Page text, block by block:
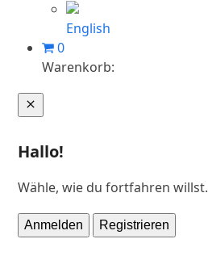
English
0
Warenkorb:
Hallo!
Wähle, wie du fortfahren willst.
Anmelden Registrieren